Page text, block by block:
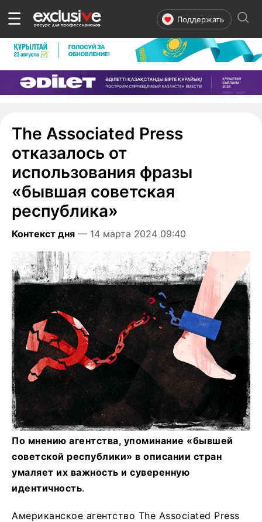
☰ Поддержать
The Associated Press
отказалось от
использования фразы
«бывшая советская
республика»
Контекст дня — 14 марта 2024 09:40
По мнению агентства, упоминание «бывшей
советской республики» в описании стран
умаляет их важность и суверенную
идентичность.
Американское агентство The Associated Press